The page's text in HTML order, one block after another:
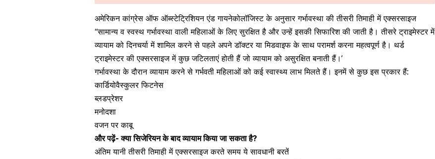
अमेरिकन कांग्रेस ऑफ ऑब्स्टेट्रिशियन एंड गायनेकोलॉजिस्ट के अनुसार गर्भावस्था की तीसरी तिमाही में एक्सरसाइज
“सामान्य व स्वस्थ गर्भावस्था वाली महिलाओं के लिए सुरक्षित है और उन्हें इसकी सिफारिश की जाती है।तीसरे ट्राइमेस्टरमें
व्यायाम को दिनचर्या में शामिल करने से पहले अपने डॉक्टर या मिडवाइफ के साथ परामर्श करना महत्वपूर्ण है। थर्ड
ट्राइमेस्टर की एक्सरसाइज में कुछ जटिलताएं होती हैं जो व्यायाम को असुरक्षित बनाती हैं।’
गर्भावस्था के दौरान व्यायाम करने से गर्भवती महिलाओं को कई स्वास्थ्य लाभ मिलते हैं। इनमें से कुछ इस प्रकार हैं:
कार्डियोवैस्कुलर फिटनेस
ब्लडप्रेशर
मनोदशा
वजन पर काबू
और पढ़ें-क्या सिजेरियन के बाद व्यायाम किया जा सकता है?
अंतिम यानी तीसरी तिमाही में एक्सरसाइज करते समय ये सावधानी बरतें